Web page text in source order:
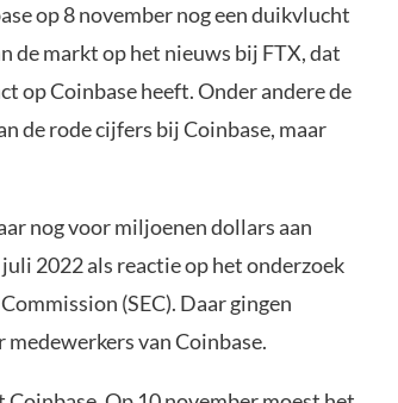
op 8 november nog een duikvlucht
de markt op het nieuws bij FTX, dat
op Coinbase heeft. Onder andere de
de rode cijfers bij Coinbase, maar
nog voor miljoenen dollars aan
2022 als reactie op het onderzoek
(SEC). Daar gingen
van Coinbase.